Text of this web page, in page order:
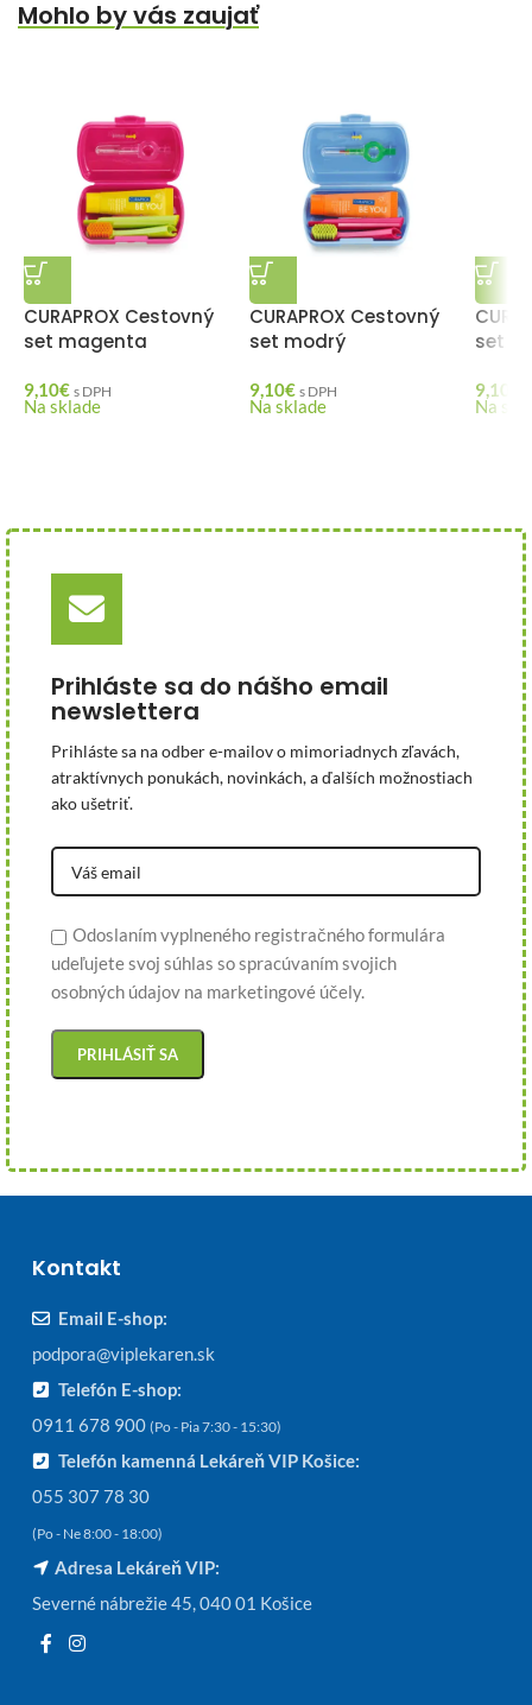
Mohlo by vás zaujať
CURAPROX Cestovný
set magenta
9,10€ s DPH
Na sklade
CURAPROX Cestovný
set modrý
9,10€ s DPH
Na sklade
set
9,10
Na
Prihláste sa do nášho email
newslettera
Prihláste sa na odber e-mailov o mimoriadnych zľavách,
atraktívnych ponukách, novinkách, a ďalších možnostiach
ako ušetriť.
Odoslaním vyplneného registračného formulára
udeľujete svoj súhlas so spracúvaním svojich
osobných údajov na marketingové účely.
Kontakt
Email E-shop:
podpora@viplekaren.sk
Telefón E-shop:
0911 678 900 (Po - Pia 7:30 - 15:30)
Telefón kamenná Lekáreň VIP Košice:
055 307 78 30
(Po - Ne 8:00 - 18:00)
Adresa Lekáreň VIP:
Severné nábrežie 45, 040 01 Košice